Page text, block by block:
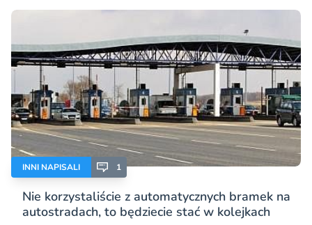
INNI NAPISALI 1
Nie korzystaliście z automatycznych bramek na
autostradach, to będziecie stać w kolejkach